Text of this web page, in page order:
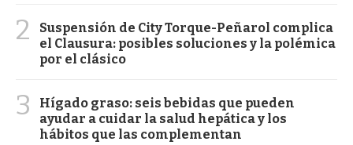
2
Suspensión de City Torque-Peñarol complica
el Clausura: posibles soluciones y la polémica
por el clásico
3
Hígado graso: seis bebidas que pueden
ayudar a cuidar la salud hepática y los
hábitos que las complementan